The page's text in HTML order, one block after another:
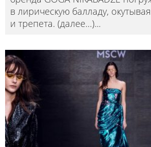
в лирическую балладу,
и трепета. (далее…)...